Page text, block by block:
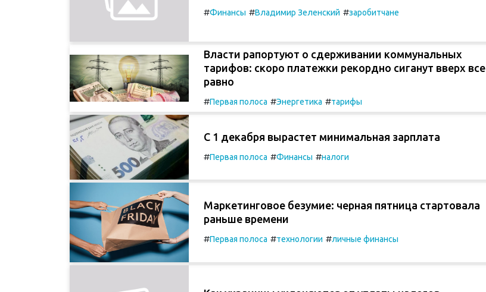
#Финансы #Владимир Зеленский #заробитчане
Власти рапортуют о сдерживании коммунальных
тарифов: скоро платежки рекордно сиганут вверх все
равно
#Первая полоса #Энергетика #тарифы
С 1 декабря вырастет минимальная зарплата
#Первая полоса #Финансы #налоги
Маркетинговое безумие: черная пятница стартовала
раньше времени
#Первая полоса #технологии #личные финансы